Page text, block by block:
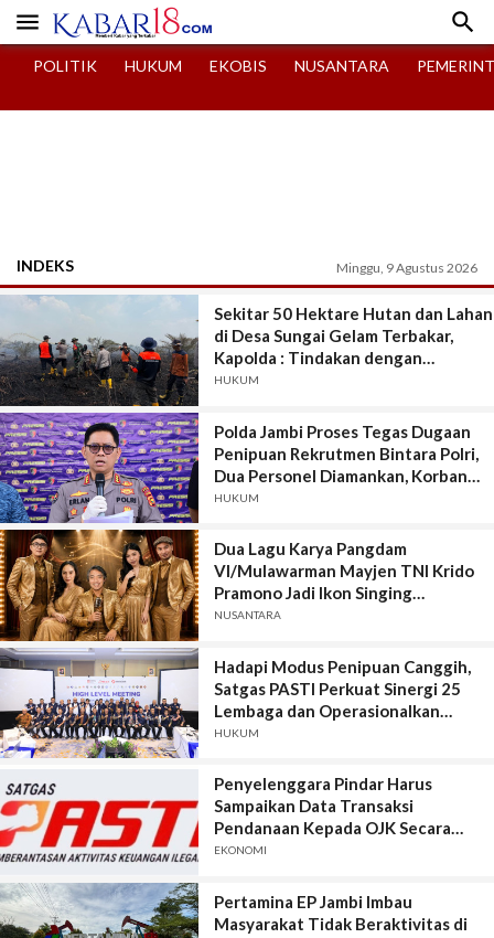
 
POLITIK HUKUM EKOBIS NUSANTARA
INDEKS Minggu, 9 Agustus 2026
Sekitar 50 Hektare Hutan dan Lahan
di Desa Sungai Gelam Terbakar,
Kapolda : Tindakan dengan
Pemadaman dan Penegakan Hukum.
HUKUM
Polda Jambi Proses Tegas Dugaan
Penipuan Rekrutmen Bintara Polri,
Dua Personel Diamankan, Korban
Dari Rakyat Biasa Hingga Perwira,
HUKUM
Dua Lagu Karya Pangdam
VI/Mulawarman Mayjen TNI Krido
Pramono Jadi Ikon Singing
Competition HUT Ke-81 RI
NUSANTARA
Hadapi Modus Penipuan Canggih,
Satgas PASTI Perkuat Sinergi 25
Lembaga dan Operasionalkan
Sistem Anti-Scam
HUKUM
Penyelenggara Pindar Harus
Sampaikan Data Transaksi
Pendanaan Kepada OJK Secara
Lengkap, Akurat, Terkini, Utuh, dan
EKONOMI
Pertamina EP Jambi Imbau
Masyarakat Tidak Beraktivitas di